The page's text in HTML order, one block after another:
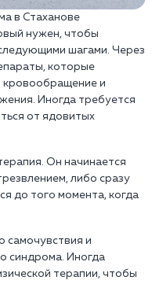
в Стаханове
нужен, чтобы
шагами. Через
которые
кровообращение и
Иногда требуется
от ядовитых
Он начинается
либо сразу
до того момента, когда
самочувствия и
синдрома. Иногда
терапии, чтобы